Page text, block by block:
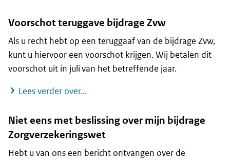
Voorschot teruggave bijdrage Zvw
Als u recht hebt op een teruggaaf van de bijdrage Zvw,
kunt u hiervoor een voorschot krijgen. Wij betalen dit
voorschot uit in juli van het betreffende jaar.
Lees verder over...Voorschot teruggave bijdrage Zvw
Niet eens met beslissing over mijn bijdrage
Zorgverzekeringswet
Hebt u van ons een bericht ontvangen over de